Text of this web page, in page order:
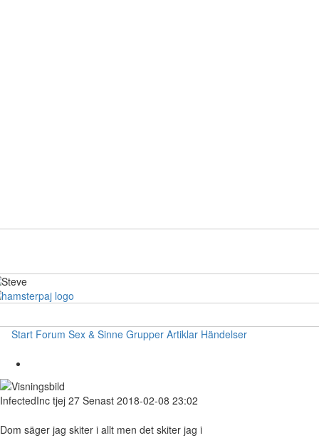
Start Forum Sex & Sinne Grupper Artiklar Händelser
InfectedInc tjej 27 Senast 2018-02-08 23:02
Dom säger jag skiter i allt men det skiter jag i